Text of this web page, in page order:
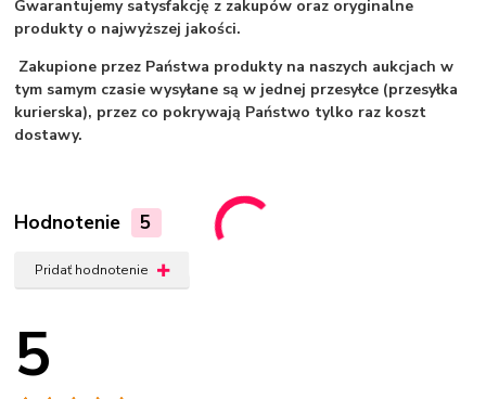
Gwarantujemy satysfakcję z zakupów oraz oryginalne
produkty o najwyższej jakości.
Zakupione przez Państwa produkty na naszych aukcjach w
tym samym czasie wysyłane są w jednej przesyłce (przesyłka
kurierska), przez co pokrywają Państwo tylko raz koszt
dostawy.
Hodnotenie 5
Pridať hodnotenie
5